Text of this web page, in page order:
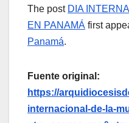
The post DIA
EN PANAMÁ first
Panamá.
Fuente original:
https://
internacional-de-la-